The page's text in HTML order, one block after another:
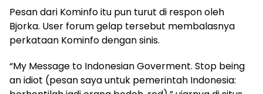
Pesan dari Kominfo itu pun turut di respon oleh
Bjorka. User forum gelap tersebut membalasnya
perkataan Kominfo dengan sinis.
“My Message to Indonesian Goverment. Stop being
an idiot (pesan saya untuk pemerintah Indonesia: